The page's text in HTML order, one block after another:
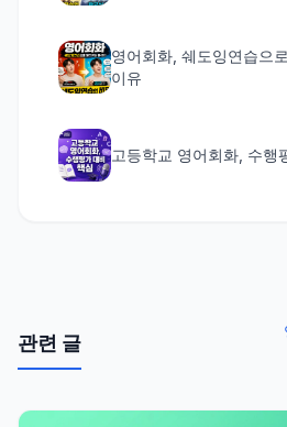
영어회화, 쉐도잉연습으
이유
고등학교 영어회화, 수행
관련 글